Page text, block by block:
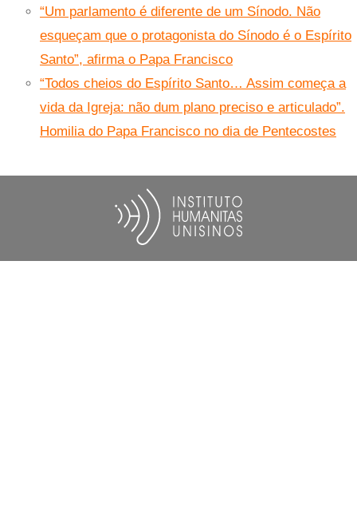
“Um parlamento é diferente de um Sínodo. Não
esqueçam que o protagonista do Sínodo é o Espírito
Santo”, afirma o Papa Francisco
“Todos cheios do Espírito Santo… Assim começa a
vida da Igreja: não dum plano preciso e articulado”.
Homilia do Papa Francisco no dia de Pentecostes